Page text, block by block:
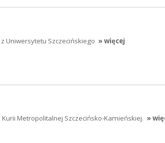
Uniwersytetu Szczecińskiego » więcej
Metropolitalnej Szczecińsko-Kamieńskiej. »